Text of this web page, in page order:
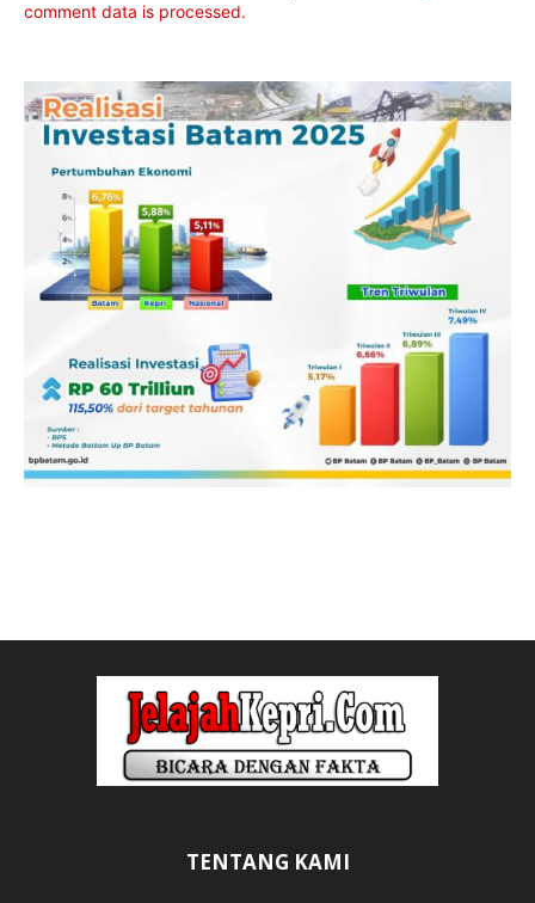
comment data is processed.
TENTANG KAMI